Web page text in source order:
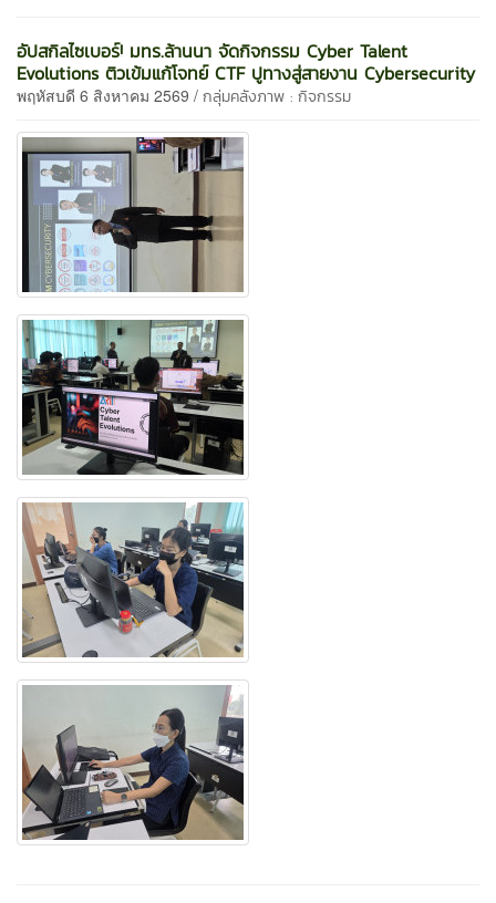
อัปสกิลไซเบอร์! มทร.ล้านนา จัดกิจกรรม Cyber Talent
Evolutions ติวเข้มแก้โจทย์ CTF ปูทางสู่สายงาน Cybersecurity
พฤหัสบดี 6 สิงหาคม 2569 / กลุ่มคลังภาพ : กิจกรรม